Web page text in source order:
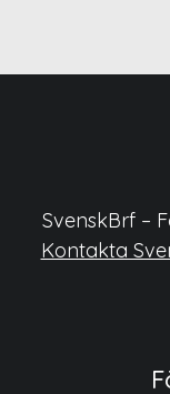
SvenskBrf –
Kontakta